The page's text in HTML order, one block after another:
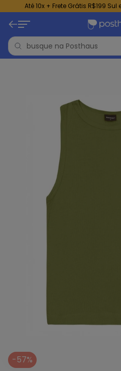
Até 10x + Frete Grátis R$199
-57%